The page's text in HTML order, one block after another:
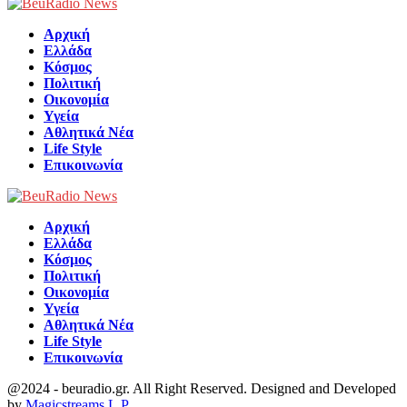
Αρχική
Ελλάδα
Κόσμος
Πολιτική
Οικονομία
Υγεία
Αθλητικά Νέα
Life Style
Επικοινωνία
Αρχική
Ελλάδα
Κόσμος
Πολιτική
Οικονομία
Υγεία
Αθλητικά Νέα
Life Style
Επικοινωνία
@2024 - beuradio.gr. All Right Reserved. Designed and Developed